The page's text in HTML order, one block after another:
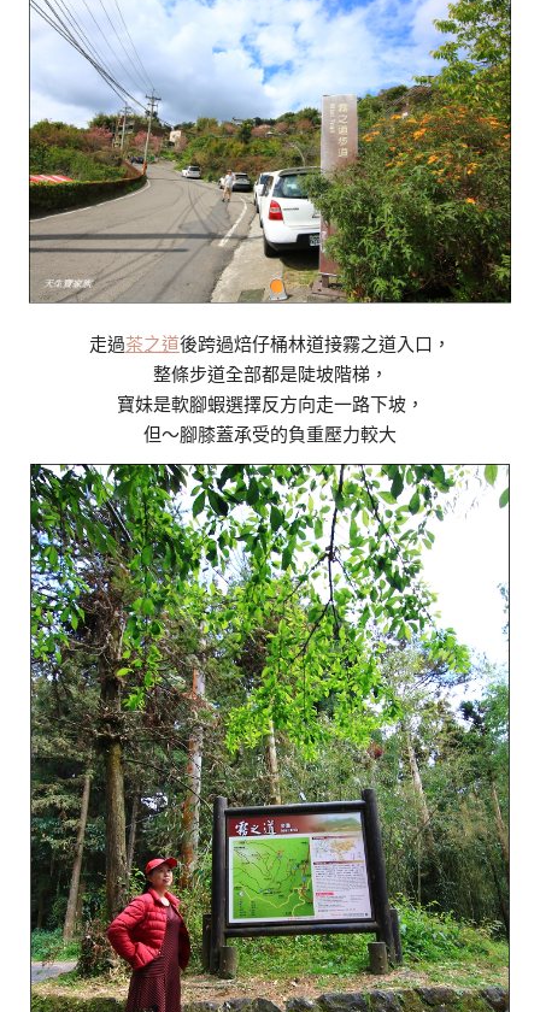
走過茶之道後跨過焙仔桶林道接霧之道入口，
整條步道全部都是陡坡階梯，
寶妹是軟腳蝦選擇反方向走一路下坡，
但～腳膝蓋承受的負重壓力較大